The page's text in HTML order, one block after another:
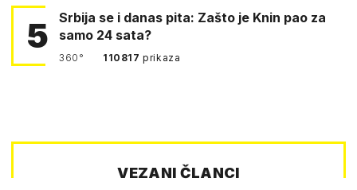
5
Srbija se i danas pita: Zašto je Knin pao za
samo 24 sata?
360° 110817prikaza
VEZANI ČLANCI